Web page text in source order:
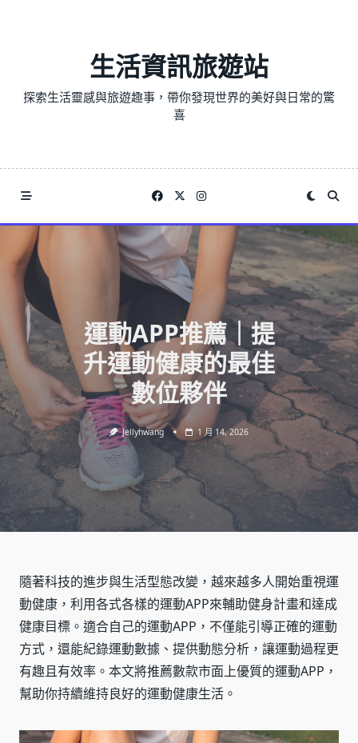
生活資訊旅遊站
探索生活靈感與旅遊趣事，帶你發現世界的美好與日常的驚
喜
運動APP推薦｜提
升運動健康的最佳
數位夥伴
Jellyhwang 1 月 14, 2026
隨著科技的進步與生活型態改變，越來越多人開始重視運
動健康，利用各式各樣的運動APP來輔助健身計畫和達成
健康目標。適合自己的運動APP，不僅能引導正確的運動
方式，還能紀錄運動數據、提供動態分析，讓運動過程更
有趣且有效率。本文將推薦數款市面上優質的運動APP，
幫助你持續維持良好的運動健康生活。